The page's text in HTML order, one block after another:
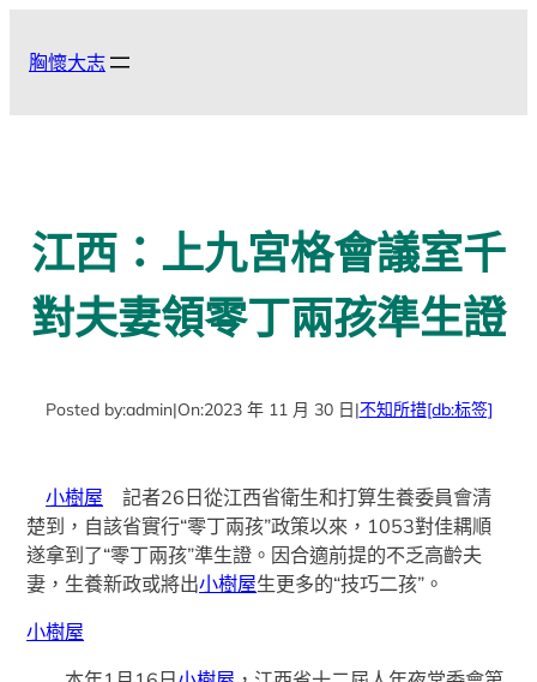
胸懷大志
江西：上九宮格會議室千
對夫妻領零丁兩孩準生證
Posted by:admin|On:2023 年 11 月 30 日|不知所措[db:标签]
小樹屋 記者26日從江西省衛生和打算生養委員會清
楚到，自該省實行“零丁兩孩”政策以來，1053對佳耦順
遂拿到了“零丁兩孩”準生證。因合適前提的不乏高齡夫
妻，生養新政或將出小樹屋生更多的“技巧二孩”。
小樹屋